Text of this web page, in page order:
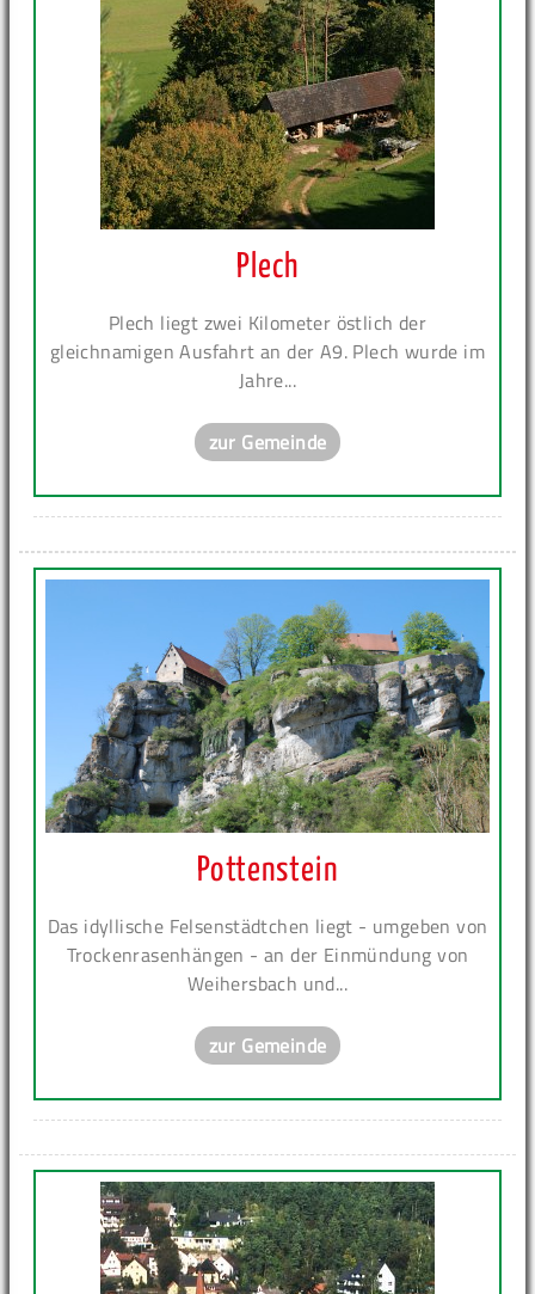
Plech
Plech liegt zwei Kilometer östlich der
gleichnamigen Ausfahrt an der A9. Plech wurde im
Jahre...
zur Gemeinde
Pottenstein
Das idyllische Felsenstädtchen liegt - umgeben von
Trockenrasenhängen - an der Einmündung von
Weihersbach und...
zur Gemeinde